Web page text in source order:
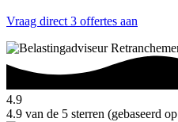
Vraag direct 3 offertes aan
4.9
4.9 van de 5 sterren (gebaseerd op